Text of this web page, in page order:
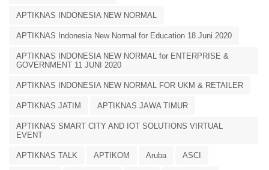
APTIKNAS INDONESIA NEW NORMAL
APTIKNAS Indonesia New Normal for Education 18 Juni 2020
APTIKNAS INDONESIA NEW NORMAL for ENTERPRISE &
GOVERNMENT 11 JUNI 2020
APTIKNAS INDONESIA NEW NORMAL FOR UKM & RETAILER
APTIKNAS JATIM APTIKNAS JAWA TIMUR
APTIKNAS SMART CITY AND IOT SOLUTIONS VIRTUAL
EVENT
APTIKNAS TALK APTIKOM Aruba ASCI